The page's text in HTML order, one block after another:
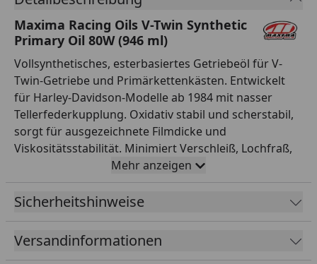
Maxima Racing Oils V-Twin Synthetic
Primary Oil 80W (946 ml)
Vollsynthetisches, esterbasiertes Getriebeöl für V-
Twin-Getriebe und Primärkettenkästen. Entwickelt
für Harley-Davidson-Modelle ab 1984 mit nasser
Tellerfederkupplung. Oxidativ stabil und scherstabil,
sorgt für ausgezeichnete Filmdicke und
Viskositätsstabilität. Minimiert Verschleiß, Lochfraß,
Abplatzungen, verhindert Schlupf und unterstützt
sanfte Schaltvorgänge. Verlängert
Kettenlebensdauer.
Mehr anzeigen
Sicherheitshinweise
Versandinformationen